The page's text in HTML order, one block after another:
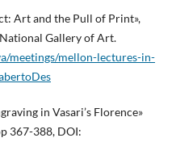
Art and the Pull of Print»,
Gallery of Art.
meetings/mellon-lectures-in-
in Vasari’s Florence»
367-388, DOI: